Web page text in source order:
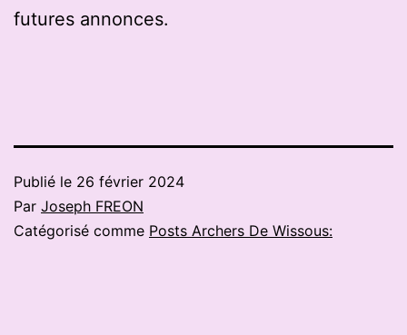
futures annonces.
Publié le 26 février 2024
Par Joseph FREON
Catégorisé comme Posts Archers De Wissous: